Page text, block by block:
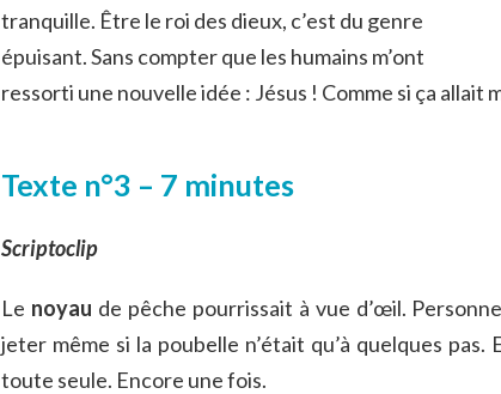
tranquille. Être le roi des dieux, c’est du genre
épuisant. Sans compter que les humains m’ont
ressorti une nouvelle idée : Jésus ! Comme si ça allait
Texte n°3 – 7 minutes
Scriptoclip
Le noyau de pêche pourrissait à vue d’œil.
jeter même si la poubelle n’était qu’à quelques pas.
toute seule. Encore une fois.